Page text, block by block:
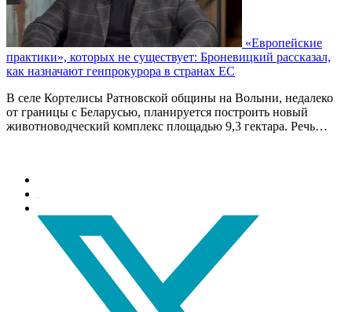
«Европейские
практики», которых не существует: Броневицкий рассказал,
как назначают генпрокурора в странах ЕС
В селе Кортелисы Ратновской общины на Волыни, недалеко
от границы с Беларусью, планируется построить новый
животноводческий комплекс площадью 9,3 гектара. Речь…